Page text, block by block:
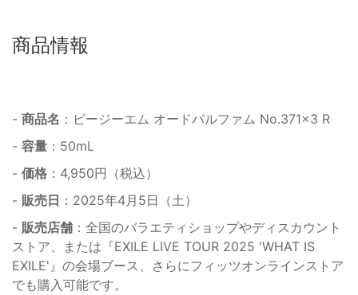
商品情報
- 商品名 ：ビージーエム オードパルファム No.371×3 R
- 容量 ：50mL
- 価格 ：4,950円（税込）
- 販売日 ：2025年4月5日（土）
- 販売店舗 ：全国のバラエティショップやディスカウント
ストア、または『EXILE LIVE TOUR 2025 'WHAT IS
EXILE'』の会場ブース、さらにフィッツオンラインストア
でも購入可能です。